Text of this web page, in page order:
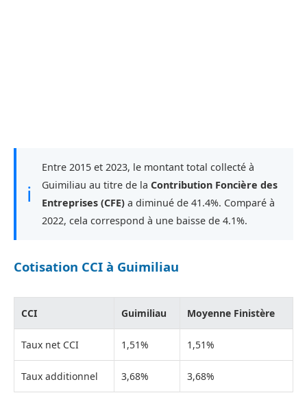
ℹ
Entre 2015 et 2023, le montant total collecté à
Guimiliau au titre de la Contribution Foncière des
Entreprises (CFE) a diminué de 41.4%. Comparé à
2022, cela correspond à une baisse de 4.1%.
Cotisation CCI à Guimiliau
CCI Guimiliau Moyenne Finistère
Taux net CCI 1,51% 1,51%
Taux additionnel 3,68% 3,68%